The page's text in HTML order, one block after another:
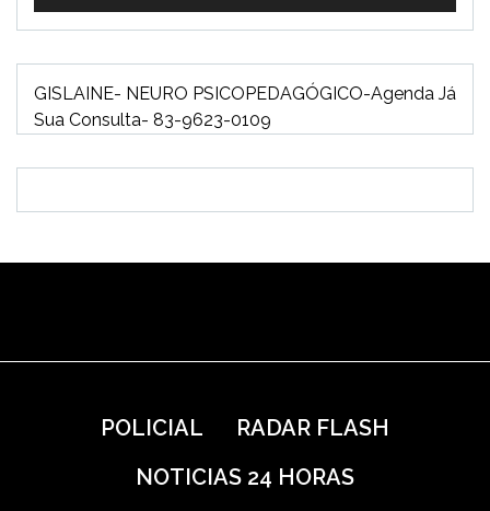
áudio
GISLAINE- NEURO PSICOPEDAGÓGICO-Agenda Já
Sua Consulta- 83-9623-0109
POLICIAL
RADAR FLASH
NOTICIAS 24 HORAS